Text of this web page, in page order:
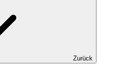
Zurück